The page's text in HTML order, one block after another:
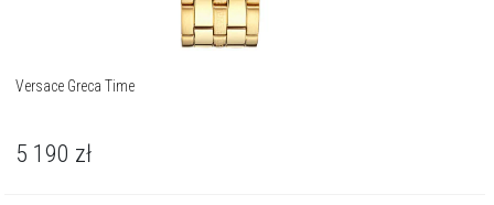
Versace Greca Time
5 190 zł